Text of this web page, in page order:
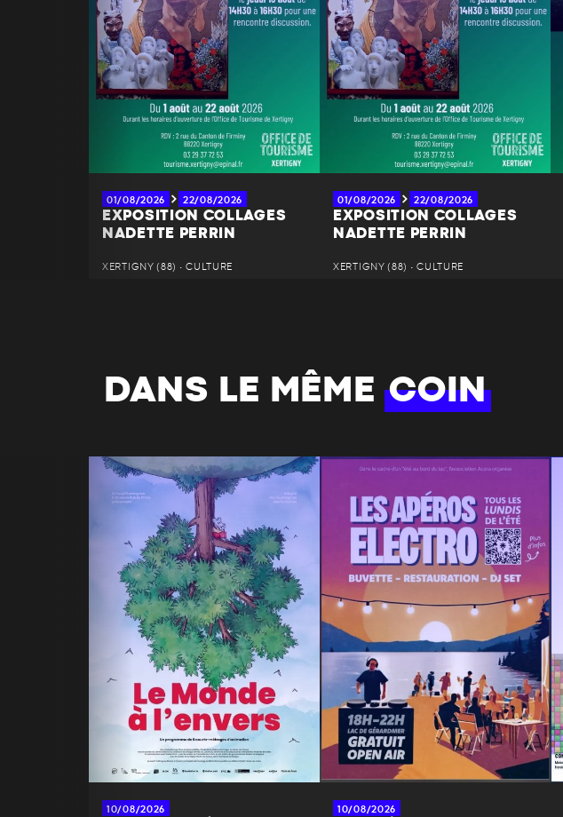
01/08/2026 22/08/2026
EXPOSITION COLLAGES
NADETTE PERRIN
XERTIGNY (88) • CULTURE
01/08/2026 22/08/2026
EXPOSITION COLLAGES
NADETTE PERRIN
XERTIGNY (88) • CULTURE
DANS LE MÊMECOIN
10/08/2026 10/08/2026